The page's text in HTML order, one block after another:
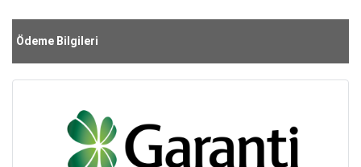
Ödeme Bilgileri